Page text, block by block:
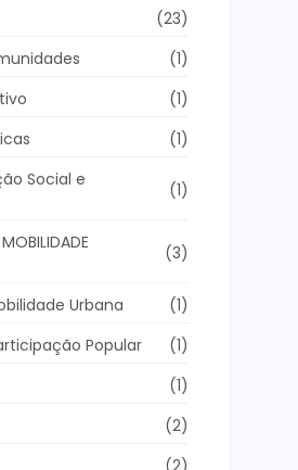
(23)
(1)
(1)
(1)
Social e
(1)
(3)
Urbana
(1)
Popular
(1)
(1)
(2)
(2)